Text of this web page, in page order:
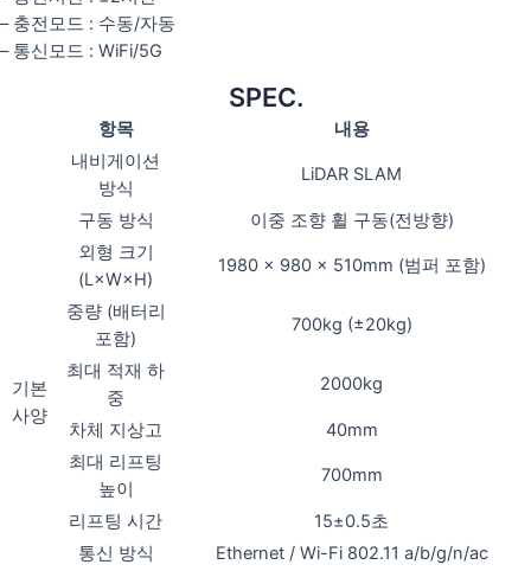
– 충전모드 : 수동/자동
– 통신모드 : WiFi/5G
SPEC.
항목 내용
기본
사양
내비게이션
방식
LiDAR SLAM
구동 방식
이중 조향 휠 구동(전방향)
외형 크기
(L×W×H)
1980 × 980 × 510mm (범퍼 포함)
중량 (배터리
포함)
700kg (±20kg)
최대 적재 하
중
2000kg
차체 지상고
40mm
최대 리프팅
높이
700mm
리프팅 시간
15±0.5초
통신 방식
Ethernet / Wi-Fi 802.11 a/b/g/n/ac